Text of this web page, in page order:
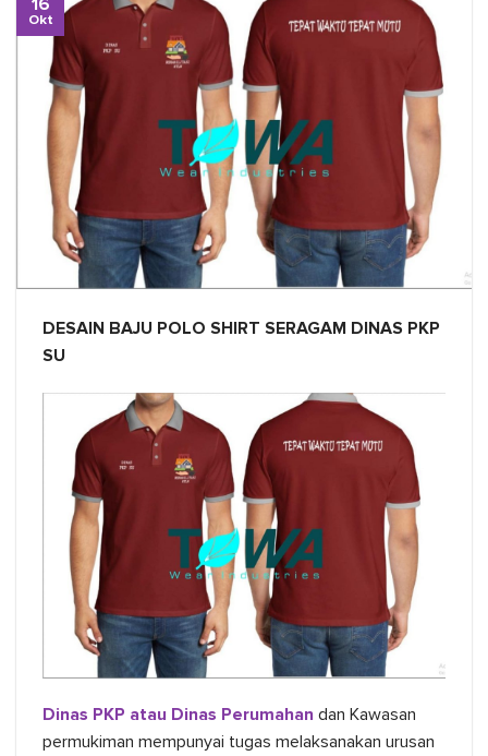
16
Okt
DESAIN BAJU POLO SHIRT SERAGAM DINAS PKP
SU
Dinas PKP atau Dinas Perumahan dan Kawasan
permukiman mempunyai tugas melaksanakan urusan